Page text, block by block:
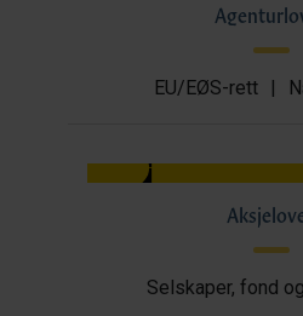
EU/EØS-rett |
Selskaper, fond